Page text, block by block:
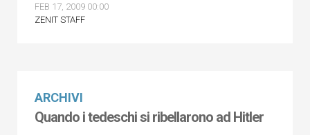
FEB 17, 2009 00:00
ZENIT STAFF
ARCHIVI
Quando i tedeschi si ribellarono ad Hitler